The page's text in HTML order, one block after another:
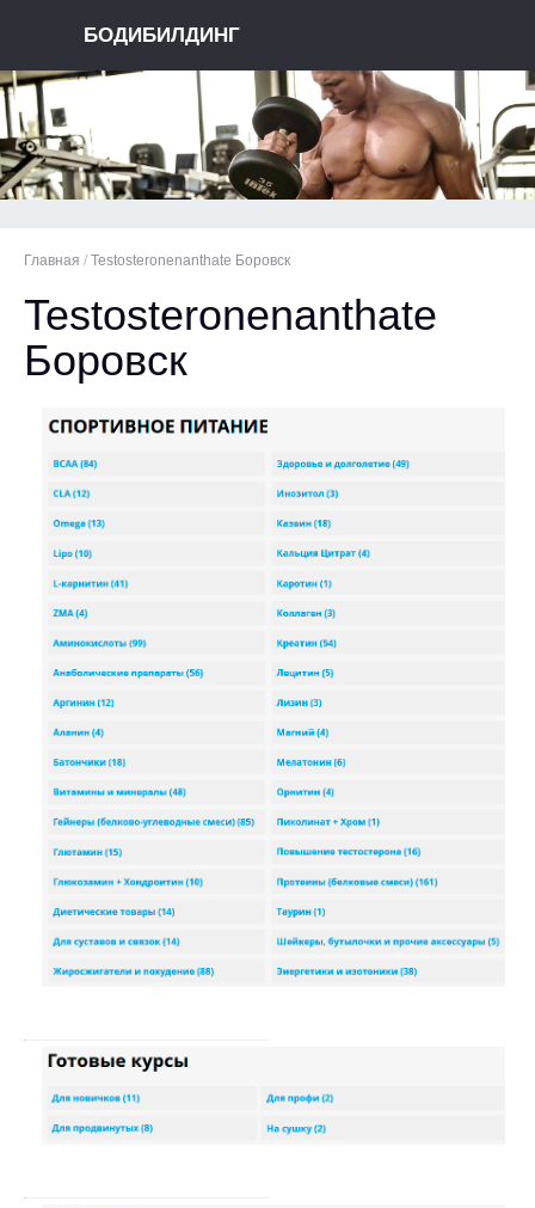
БОДИБИЛДИНГ
Главная / Testosteronenanthate Боровск
Testosteronenanthate
Боровск